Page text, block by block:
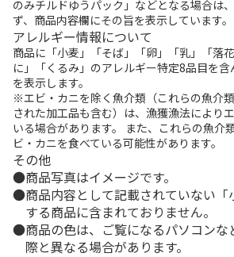
のみチルドゆうパック」などとなる場合は
ず、商品内容欄にその旨を表示しています。
アレルギー情報について
商品に「小麦」「そば」「卵」「乳」「落
に」「くるみ」のアレルギー特定8品目を
を表示します。
※エビ・カニを除く魚介類（これらの魚介
された加工品も含む）は、漁獲漁法により
いる場合があります。 また、これらの魚介
ビ・カニを食べている可能性があります。
その他
商品写真はイメージです。
商品内容として記載されていない
する商品に含まれておりません。
商品の色は、ご覧になるパソコンな
際と異なる場合があります。